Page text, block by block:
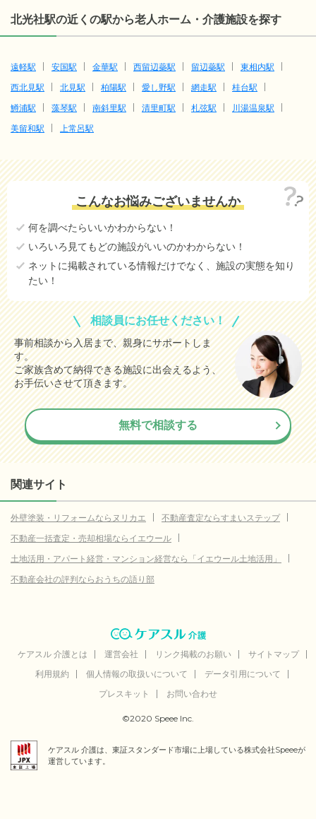
北光社駅の近くの駅から老人ホーム・介護施設を探す
遠軽駅 安国駅 金華駅 西留辺蘂駅 留辺蘂駅
東相内駅
西北見駅
北見駅 柏陽駅 愛し野駅 網走駅
桂台駅
鱒浦駅
藻琴駅 南斜里駅 清里町駅 札弦駅
川湯温泉駅
美留和駅
上常呂駅
こんなお悩みございませんか
何を調べたらいいかわからない！
いろいろ見てもどの施設がいいのかわからない！
ネットに掲載されている情報だけでなく、施設の実態を知り
たい！
相談員にお任せください！
事前相談から入居まで、親身にサポートしま
す。
ご家族含めて納得できる施設に出会えるよう、
お手伝いさせて頂きます。
無料で相談する
関連サイト
外壁塗装・リフォームならヌリカエ
不動産査定ならすまいステップ
不動産一括査定・売却相場ならイエウール
土地活用・アパート経営・マンション経営なら「イエウール土地活用」
不動産会社の評判ならおうちの語り部
ケアスル 介護とは 運営会社 リンク掲載のお願い
サイトマップ
利用規約
個人情報の取扱いについて
データ引用について
プレスキット
お問い合わせ
©2020 Speee Inc.
ケアスル 介護は、東証スタンダード市場に上場している株式会社Speeeが
運営しています。